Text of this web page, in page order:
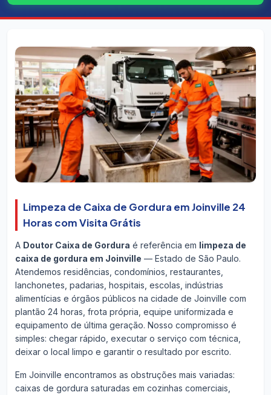
Limpeza de Caixa de Gordura em Joinville 24
Horas com Visita Grátis
A Doutor Caixa de Gordura é referência em limpeza de
caixa de gordura em Joinville — Estado de São Paulo.
Atendemos residências, condomínios, restaurantes,
lanchonetes, padarias, hospitais, escolas, indústrias
alimentícias e órgãos públicos na cidade de Joinville com
plantão 24 horas, frota própria, equipe uniformizada e
equipamento de última geração. Nosso compromisso é
simples: chegar rápido, executar o serviço com técnica,
deixar o local limpo e garantir o resultado por escrito.
Em Joinville encontramos as obstruções mais variadas:
caixas de gordura saturadas em cozinhas comerciais,